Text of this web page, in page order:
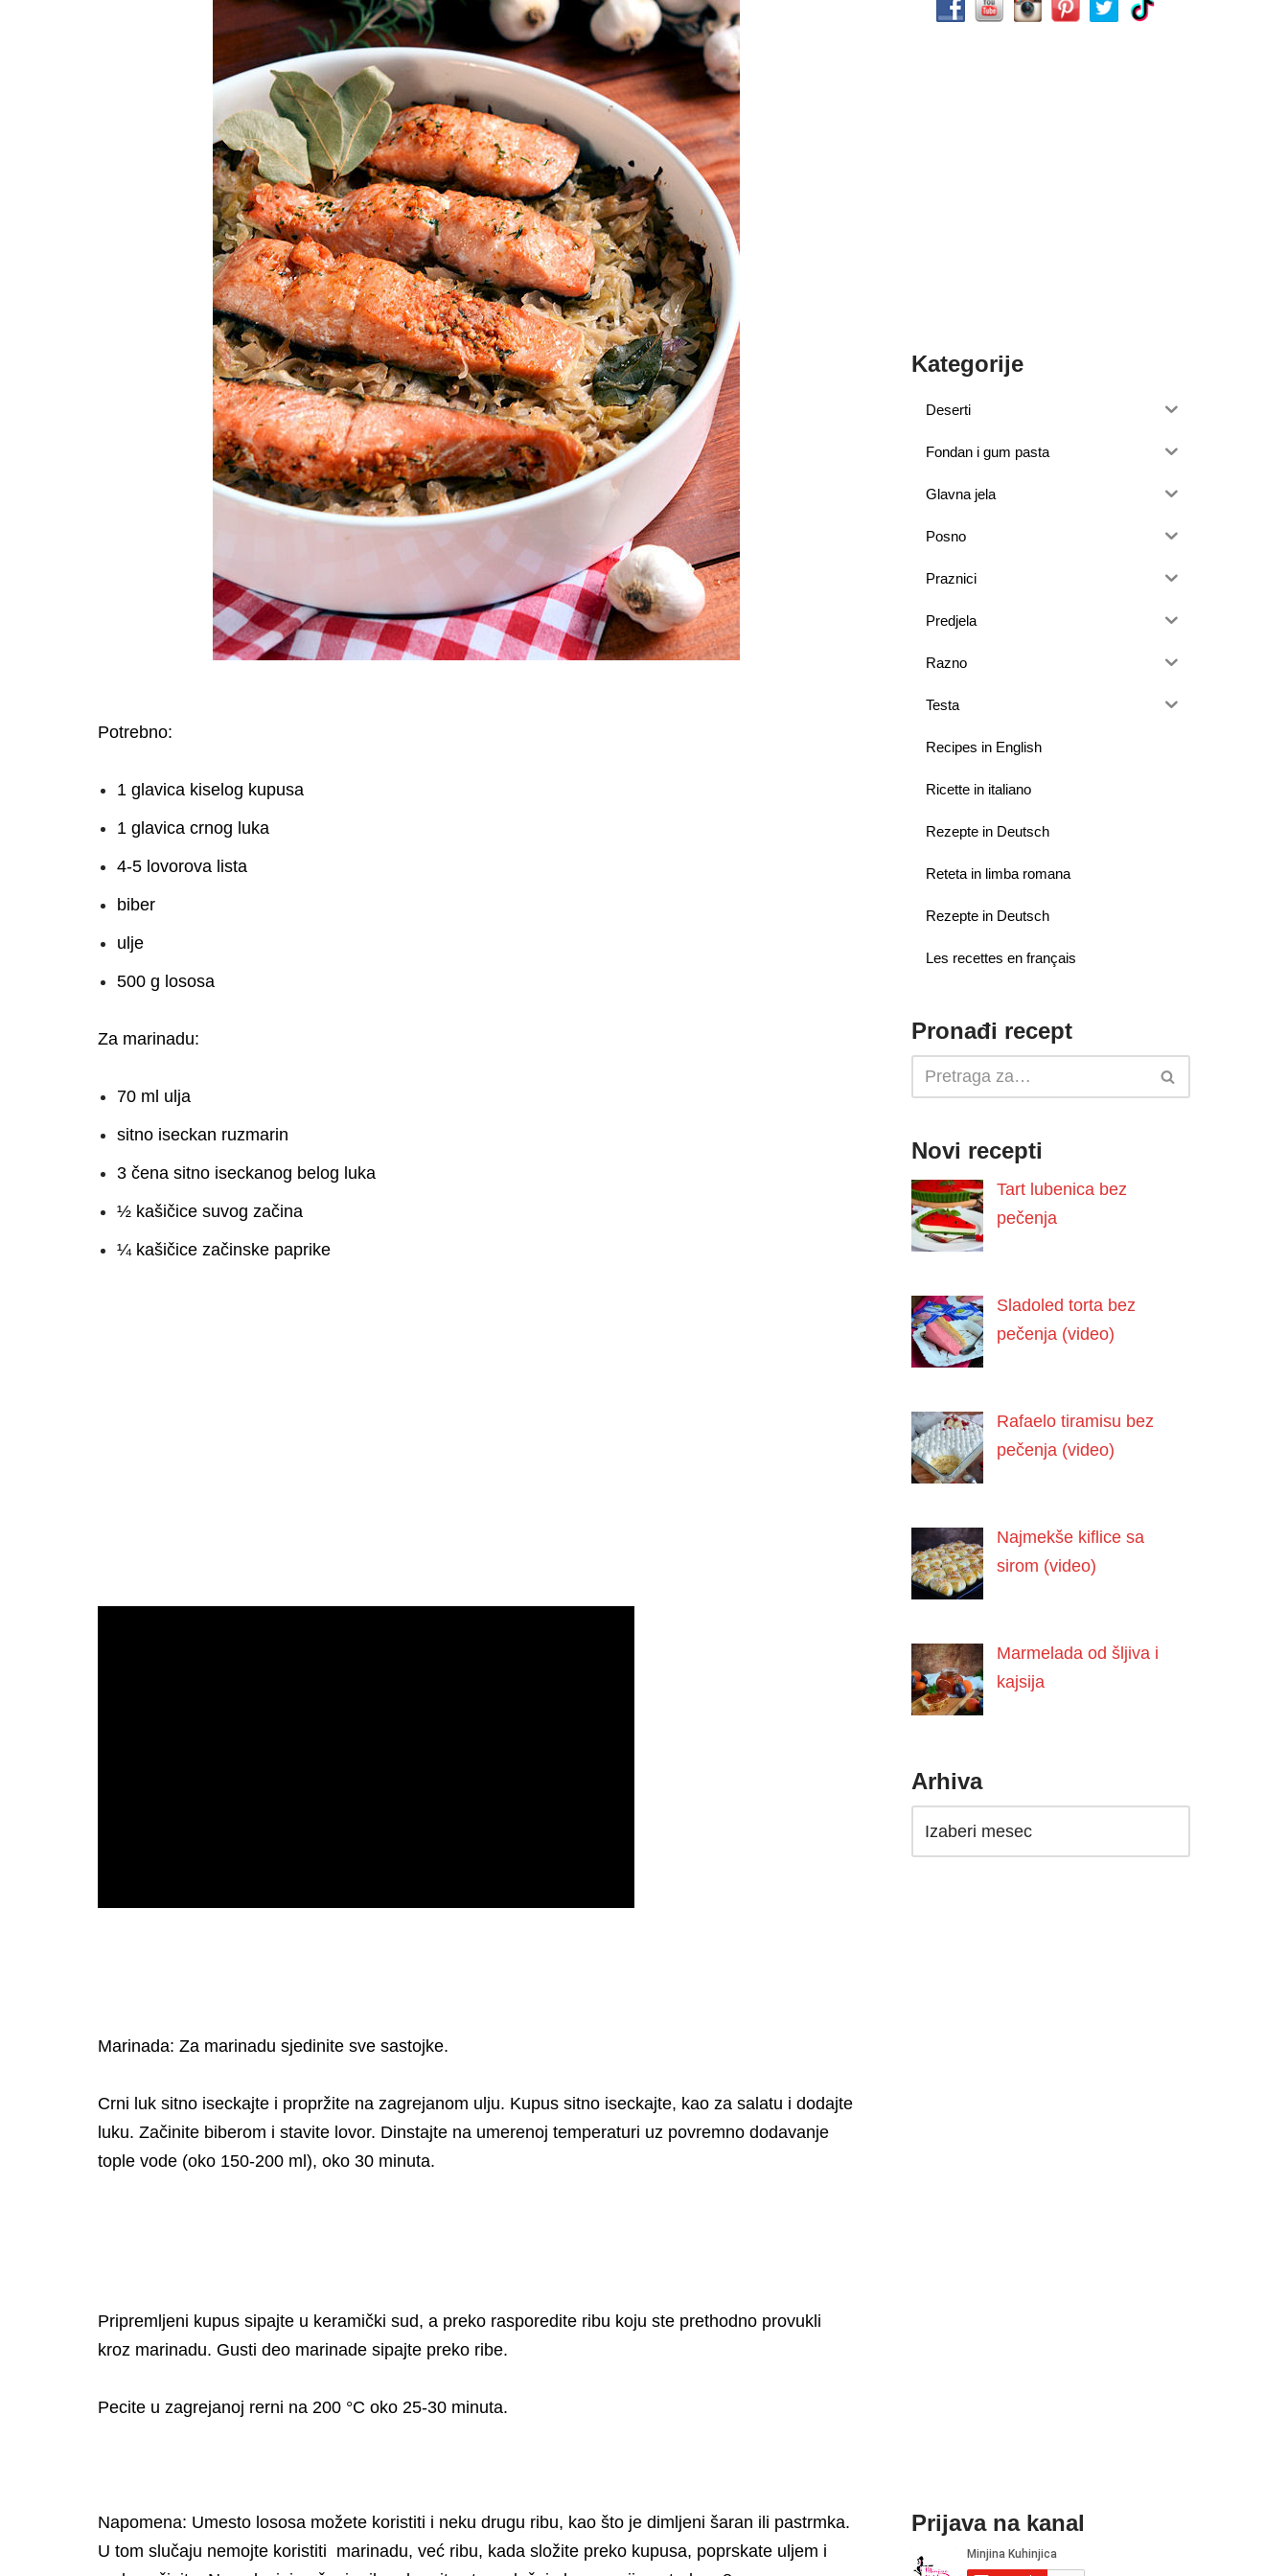
Potrebno:
1 glavica kiselog kupusa
1 glavica crnog luka
4-5 lovorova lista
biber
ulje
500 g lososa
Za marinadu:
70 ml ulja
sitno iseckan ruzmarin
3 čena sitno iseckanog belog luka
½ kašičice suvog začina
¼ kašičice začinske paprike
Marinada: Za marinadu sjedinite sve sastojke.
Crni luk sitno iseckajte i propržite na zagrejanom ulju. Kupus sitno iseckajte, kao za salatu i dodajte
luku. Začinite biberom i stavite lovor. Dinstajte na umerenoj temperaturi uz povremno dodavanje
tople vode (oko 150-200 ml), oko 30 minuta.
Pripremljeni kupus sipajte u keramički sud, a preko rasporedite ribu koju ste prethodno provukli
kroz marinadu. Gusti deo marinade sipajte preko ribe.
Pecite u zagrejanoj rerni na 200 °C oko 25-30 minuta.
Napomena: Umesto lososa možete koristiti i neku drugu ribu, kao što je dimljeni šaran ili pastrmka.
U tom slučaju nemojte koristiti marinadu, već ribu, kada složite preko kupusa, poprskate uljem i
Kategorije
Deserti
Fondan i gum pasta
Glavna jela
Posno
Praznici
Predjela
Razno
Testa
Recipes in English
Ricette in italiano
Rezepte in Deutsch
Reteta in limba romana
Rezepte in Deutsch
Les recettes en français
Pronađi recept
Novi recepti
Tart lubenica bez
pečenja
Sladoled torta bez
pečenja (video)
Rafaelo tiramisu bez
pečenja (video)
Najmekše kiflice sa
sirom (video)
Marmelada od šljiva i
kajsija
Arhiva
Prijava na kanal